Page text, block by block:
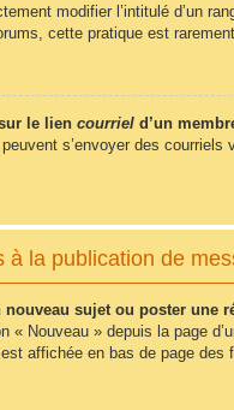
modifier l’intitulé d’un
cette pratique est
le lien courriel d’un
s’envoyer des
à la publication de
nouveau sujet ou poster une
« Nouveau » depuis la page
affichée en bas de page des